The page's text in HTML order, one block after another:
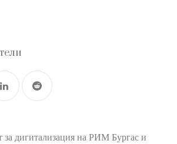
за дигитализация на РИМ Бургас и